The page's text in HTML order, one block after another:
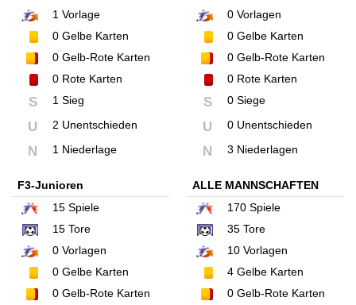
1 Vorlage
0 Gelbe Karten
0 Gelb-Rote Karten
0 Rote Karten
S 1 Sieg
U 2 Unentschieden
N 1 Niederlage
0Vorlagen
0Gelbe Karten
0Gelb-Rote Karten
0Rote Karten
S 0 Siege
U 0 Unentschieden
N 3 Niederlagen
F3-Junioren
15 Spiele
15 Tore
0 Vorlagen
0 Gelbe Karten
0 Gelb-Rote Karten
ALLE MANNSCHAFTEN
170Spiele
35Tore
10Vorlagen
4Gelbe Karten
0Gelb-Rote Karten